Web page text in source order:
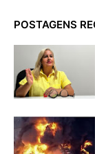
POSTAGENS